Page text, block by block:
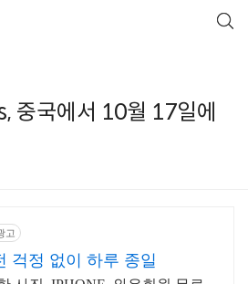
중국에서 10월 17일에
고
걱정 없이 하루 종일